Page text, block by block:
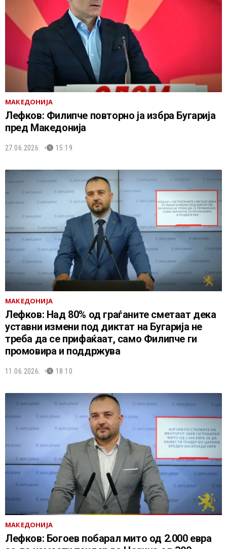
МАКЕДОНИЈА
Лефков: Филипче повторно ја избра Бугарија
пред Македонија
27.06.2026. 15:19
МАКЕДОНИЈА
Лефков: Над 80% од граѓаните сметаат дека
уставни измени под диктат на Бугарија не
треба да се прифаќаат, само Филипче ги
промовира и поддржува
11.06.2026. 18:10
МАКЕДОНИЈА
Лефков: Богоев побарал мито од 2.000 евра